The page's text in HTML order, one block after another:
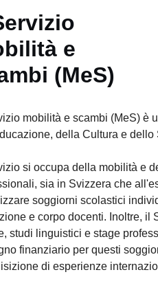
e
(MeS)
mobilità e scambi (MeS) è
della Cultura e dello
si occupa della mobilità e
sia in Svizzera che
soggiorni scolastici
e corpo docenti. Inoltre, il
studi linguistici e stage
finanziario per questi
di esperienze